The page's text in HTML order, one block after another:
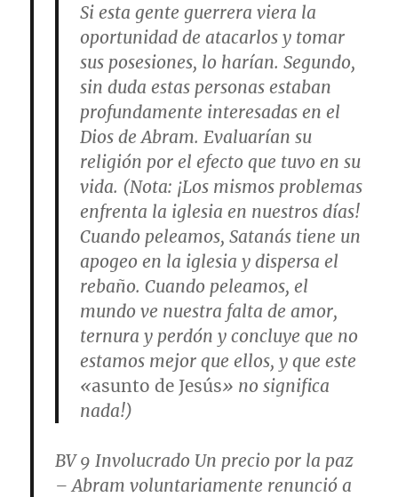
Si esta gente guerrera viera la
oportunidad de atacarlos y tomar
sus posesiones, lo harían. Segundo,
sin duda estas personas estaban
profundamente interesadas en el
Dios de Abram. Evaluarían su
religión por el efecto que tuvo en su
vida. (Nota: ¡Los mismos problemas
enfrenta la iglesia en nuestros días!
Cuando peleamos, Satanás tiene un
apogeo en la iglesia y dispersa el
rebaño. Cuando peleamos, el
mundo ve nuestra falta de amor,
ternura y perdón y concluye que no
estamos mejor que ellos, y que este
«asunto de Jesús» no significa
nada!)
BV 9 Involucrado Un precio por la paz
– Abram voluntariamente renunció a